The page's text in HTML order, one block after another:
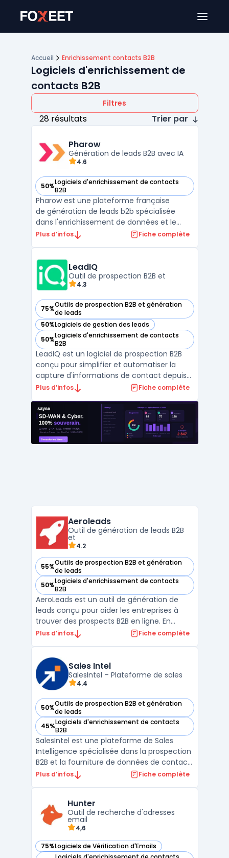
Accueil Enrichissement contacts B2B
Logiciels d'enrichissement de
contacts B2B
Filtres
28 résultats Trier par
Pharow
Génération de leads B2B avec IA
4.6
50%Logiciels d'enrichissement de contacts
B2B
— voir Pharow dans cette catégorie
Pharow est une plateforme française
de génération de leads b2b spécialisée
dans l'enrichissement de données et le
ciblage avancé. Elle centralise 1,300+ filtres
légaux, financiers et technologiques. L ...
Plus d’infos Fiche complète
LeadIQ
Outil de prospection B2B et
4.3
75%Outils de prospection B2B et génération
de leads
— voir LeadIQ dans cette catégorie
50%Logiciels de gestion des leads
— voir LeadIQ dans cette catégorie
50%Logiciels d'enrichissement de contacts
B2B
— voir LeadIQ dans cette catégorie
LeadIQ est un logiciel de prospection B2B
conçu pour simplifier et automatiser la
capture d'informations de contact depuis
des sources comme LinkedIn Sales
principaux outils CRM comme Salesforce et
HubSpot, permettant aux équipes
commerciales d'enrichir ...
Plus d’infos Fiche complète
Aeroleads
Outil de génération de leads B2B
et
4.2
55%Outils de prospection B2B et génération
de leads
— voir Aeroleads dans cette catégorie
50%Logiciels d'enrichissement de contacts
B2B
— voir Aeroleads dans cette catégorie
AeroLeads est un outil de génération de
leads conçu pour aider les entreprises à
trouver des prospects B2B en ligne. En
utilisant cette plateforme, les utilisateurs
des numéros de téléphone, depuis des sites
web comme Li ...
Plus d’infos Fiche complète
Sales Intel
SalesIntel – Plateforme de sales
4.4
50%Outils de prospection B2B et génération
de leads
— voir Sales Intel dans cette catégorie
45%Logiciels d'enrichissement de contacts
B2B
— voir Sales Intel dans cette catégorie
SalesIntel est une plateforme de Sales
Intelligence spécialisée dans la prospection
B2B et la fourniture de données de contact
enrichies. Elle permet aux équipes
décideurs, optimisant ainsi les efforts de
vente.Grâce ...
Plus d’infos Fiche complète
Hunter
Outil de recherche d'adresses
email
4,6
75%Logiciels de Vérification d'Emails
— voir Hunter dans cette catégorie